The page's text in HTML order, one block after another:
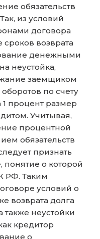
обязательств
из условий
договора
сроков возврата
денежными
неустойка,
заемщиком
по счету
процент размер
Учитывая,
процентной
обязательств
признать
понятие о которой
РФ. Таким
условий о
возврата долга
неустойки
кредитор
о